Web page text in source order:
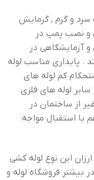
سرد و گرم , گرمایش
و نصب پمپ در
در
پایداری مناسب لوله
کم لوله های
لوله های فلزی
از ساختمان در
با استقبال مواجه
این نوع لوله کشی
بیشتر فروشگاه لوله و